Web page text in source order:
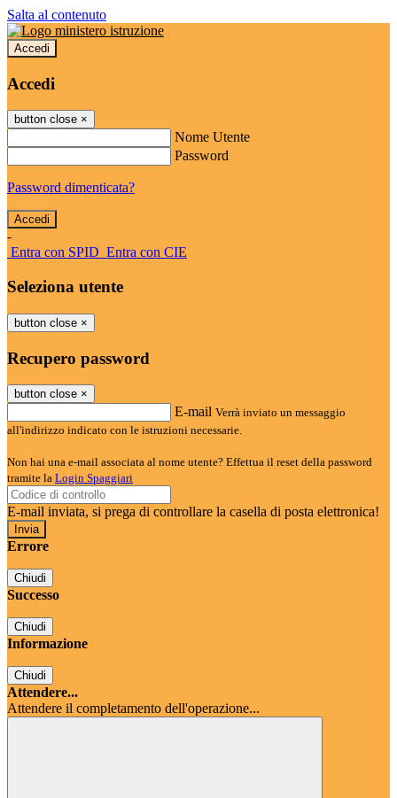
Salta al contenuto
Accedi
Accedi
button close ×
Nome Utente
Password
Password dimenticata?
-
Entra con SPID Entra con CIE
Seleziona utente
button close ×
Recupero password
button close ×
E-mail Verrà inviato un messaggio
all'indirizzo indicato con le istruzioni necessarie.
Non hai una e-mail associata al nome utente? Effettua il reset della password
tramite la Login Spaggiari
E-mail inviata, si prega di controllare la casella di posta elettronica!
Errore
Chiudi
Successo
Chiudi
Informazione
Chiudi
Attendere...
Attendere il completamento dell'operazione...